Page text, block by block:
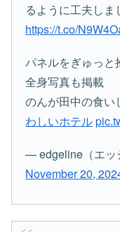
るように工夫しま
https://t.co/
パネルをぎゅっと
全身写真も掲載
のんが田中の食い
わしいホテル
— edgeline（エッ
November 20,